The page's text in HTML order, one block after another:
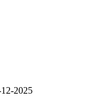
2025